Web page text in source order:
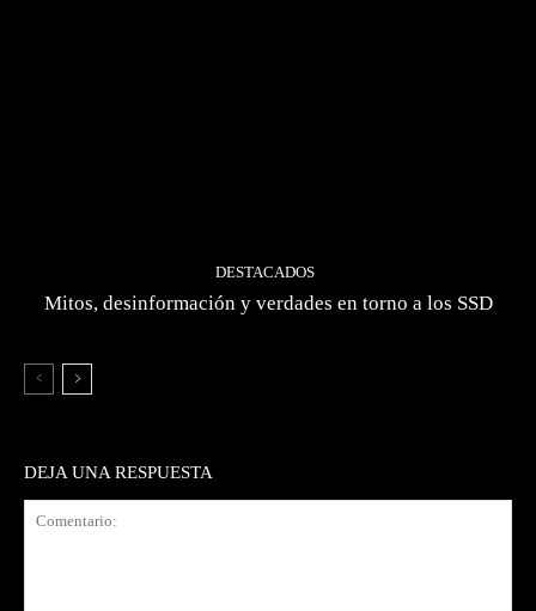
DESTACADOS
Mitos, desinformación y verdades en torno a los SSD
DEJA UNA RESPUESTA